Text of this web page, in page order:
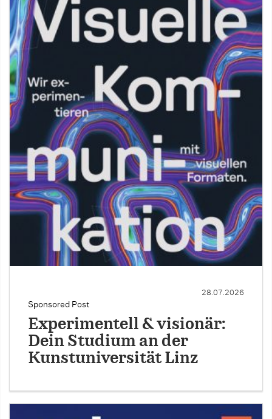
Sponsored Post
28.07.2026
Experimentell & visionär:
Dein Studium an der
Kunstuniversität Linz